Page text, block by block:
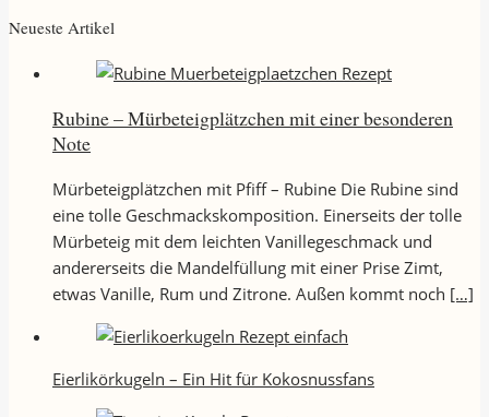
Neueste Artikel
Rubine – Mürbeteigplätzchen mit einer besonderen
Note
Mürbeteigplätzchen mit Pfiff – Rubine Die Rubine sind
eine tolle Geschmackskomposition. Einerseits der tolle
Mürbeteig mit dem leichten Vanillegeschmack und
andererseits die Mandelfüllung mit einer Prise Zimt,
etwas Vanille, Rum und Zitrone. Außen kommt noch […]
Eierlikörkugeln – Ein Hit für Kokosnussfans